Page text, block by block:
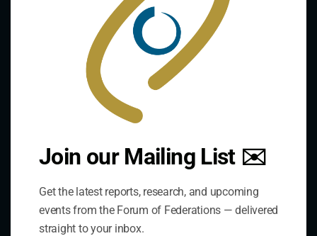
Le Forum est une organisation internationale qui
développe et partage une expertise comparative sur la
pratique de la gouvernance fédérale et décentralisée à
travers un réseau mondial.
The De/Centralisation Dataset
Join our Mailing List ✉️
Get the latest reports, research, and upcoming
events from the Forum of Federations — delivered
straight to your inbox.